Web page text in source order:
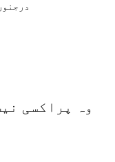
وہ پراکسی